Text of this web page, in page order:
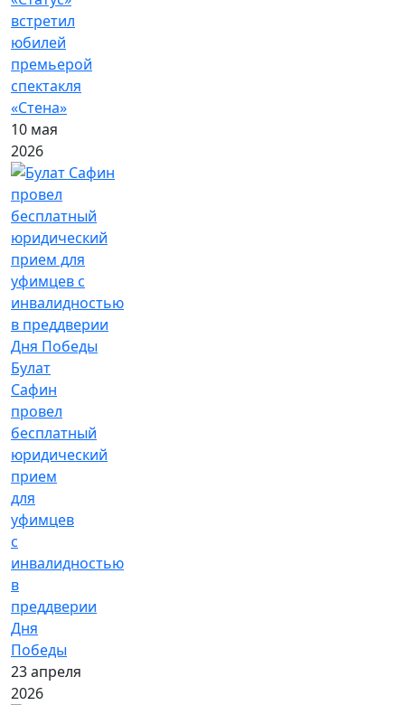
встретил
юбилей
премьерой
спектакля
«Стена»
10 мая
2026
Булат
Сафин
провел
бесплатный
юридический
прием
для
уфимцев
с
инвалидностью
в
преддверии
Дня
Победы
23 апреля
2026